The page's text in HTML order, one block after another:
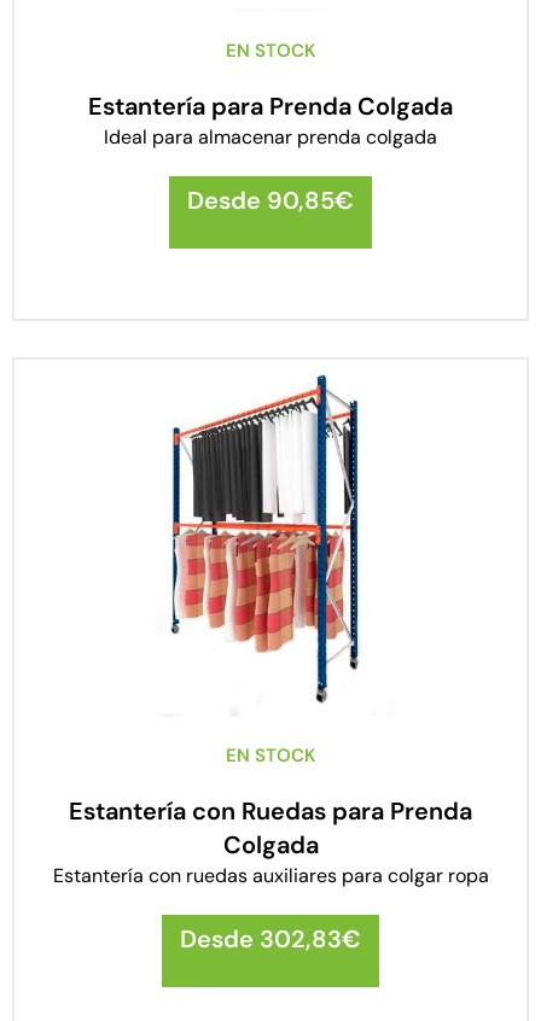
EN STOCK
Estantería para Prenda Colgada
Ideal para almacenar prenda colgada
Desde 90,85€
EN STOCK
Estantería con Ruedas para Prenda
Colgada
Estantería con ruedas auxiliares para colgar ropa
Desde 302,83€